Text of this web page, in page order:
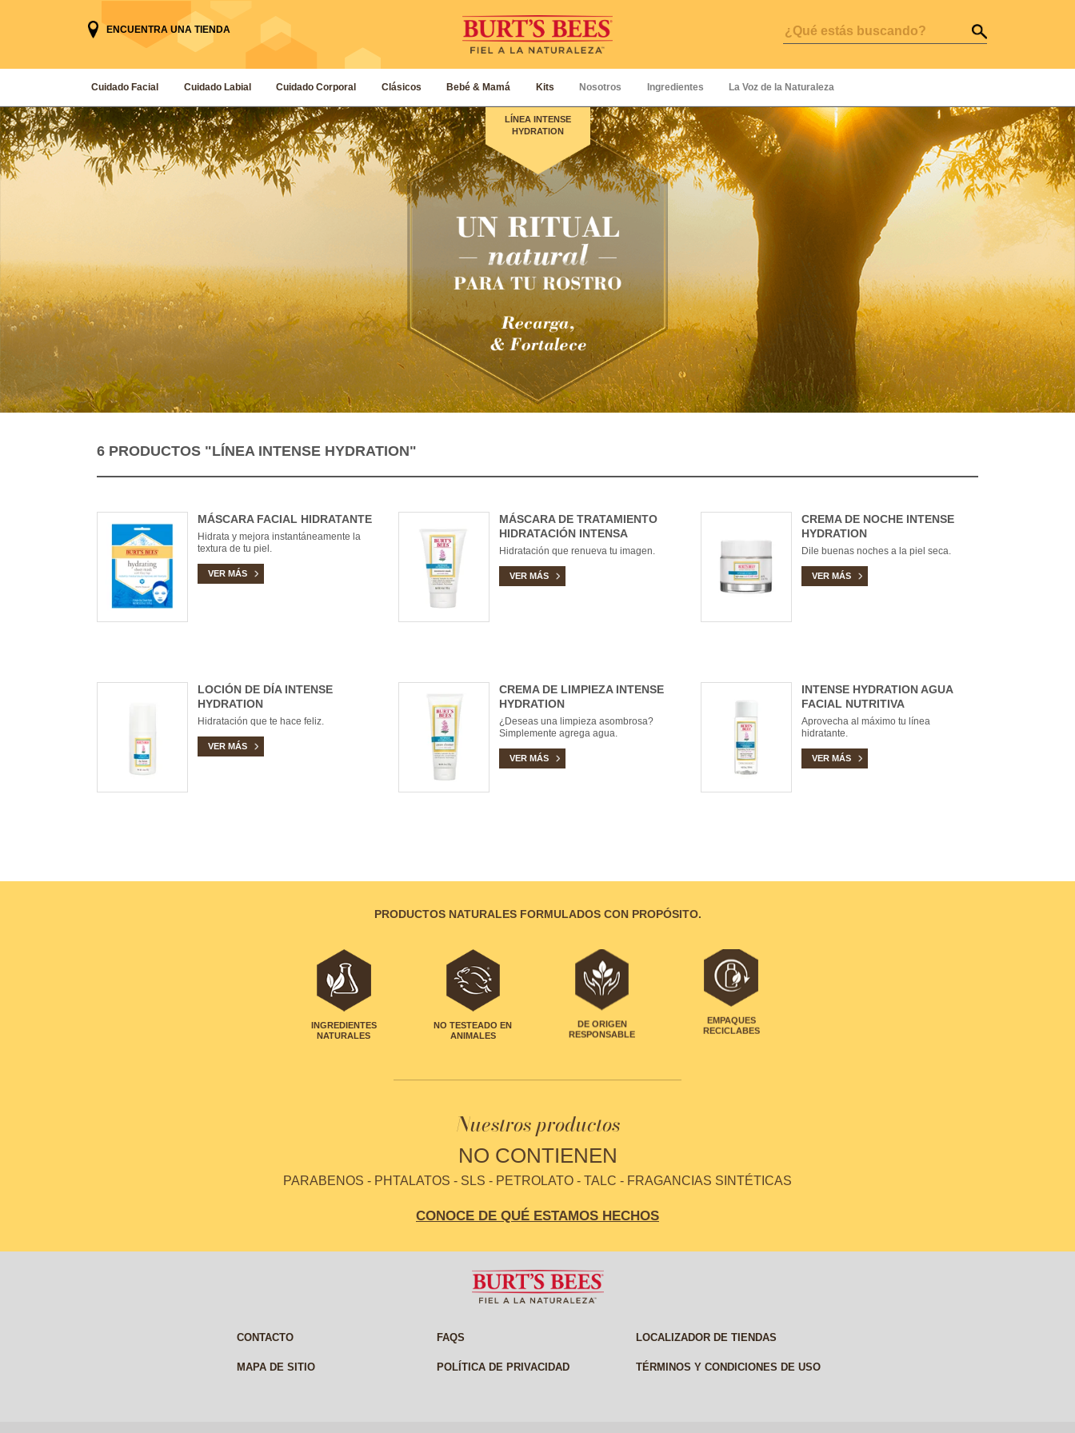
ENCUENTRA UNA TIENDA
Cuidado Facial Cuidado Labial Cuidado Corporal Clásicos Bebé & Mamá Kits Nosotros Ingredientes La Voz de la Naturaleza
LÍNEA INTENSE
HYDRATION
6 PRODUCTOS "LÍNEA INTENSE HYDRATION"
MÁSCARA FACIAL HIDRATANTE
Hidrata y mejora instantáneamente la
textura de tu piel.
VER MÁS
MÁSCARA DE TRATAMIENTO
HIDRATACIÓN INTENSA
Hidratación que renueva tu imagen.
VER MÁS
CREMA DE NOCHE INTENSE
HYDRATION
Dile buenas noches a la piel seca.
VER MÁS
LOCIÓN DE DÍA INTENSE
HYDRATION
Hidratación que te hace feliz.
VER MÁS
CREMA DE LIMPIEZA INTENSE
HYDRATION
¿Deseas una limpieza asombrosa?
Simplemente agrega agua.
VER MÁS
INTENSE HYDRATION AGUA
FACIAL NUTRITIVA
Aprovecha al máximo tu línea
hidratante.
VER MÁS
PRODUCTOS NATURALES FORMULADOS CON PROPÓSITO.
INGREDIENTES
NATURALES
NO TESTEADO EN
ANIMALES
DE ORIGEN
RESPONSABLE
EMPAQUES
RECICLABES
Nuestros productos
NO CONTIENEN
PARABENOS - PHTALATOS - SLS - PETROLATO - TALC - FRAGANCIAS SINTÉTICAS
CONOCE DE QUÉ ESTAMOS HECHOS
CONTACTO FAQS LOCALIZADOR DE TIENDAS
MAPA DE SITIO POLÍTICA DE PRIVACIDAD TÉRMINOS Y CONDICIONES DE USO